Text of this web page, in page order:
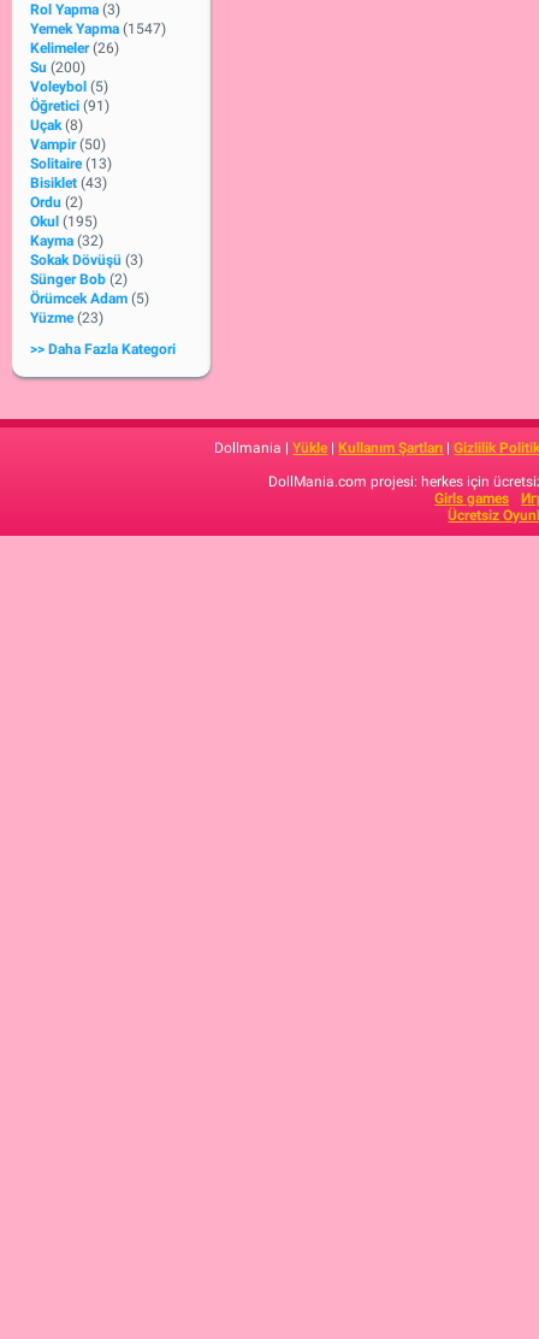
Rol Yapma (3)
Yemek Yapma (1547)
Kelimeler (26)
Su (200)
Voleybol (5)
Öğretici (91)
Uçak (8)
Vampir (50)
Solitaire (13)
Bisiklet (43)
Ordu (2)
Okul (195)
Kayma (32)
Sokak Dövüşü (3)
Sünger Bob (2)
Örümcek Adam (5)
Yüzme (23)
>> Daha Fazla Kategori
Dollmania |Yükle | Kullanım Şartları |Gizlilik
DollMania.com projesi: herkes için
Girls games
Ücretsiz